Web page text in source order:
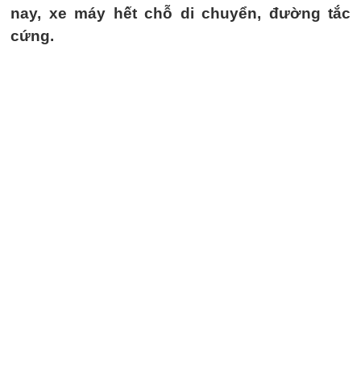
nay, xe máy hết chỗ di chuyển, đường tắc
cứng.